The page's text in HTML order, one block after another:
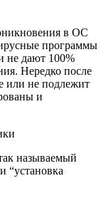
в ОС
программы
не дают 100%
Нередко после
или не подлежит
и
называемый
“установка